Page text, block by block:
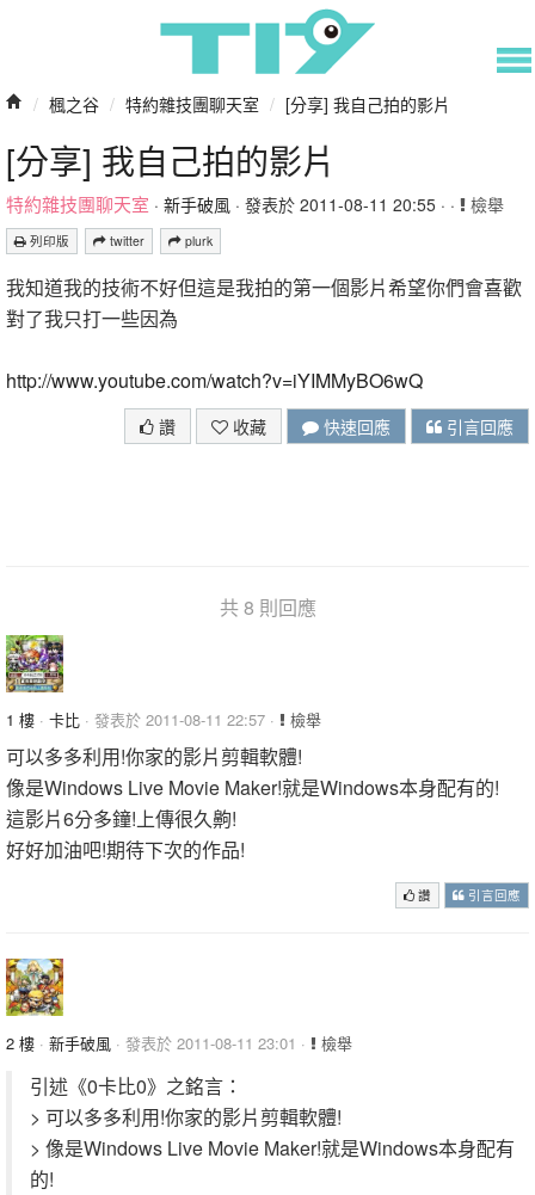
/ 楓之谷 / 特約雜技團聊天室 / [分享] 我自己拍的影片
[分享] 我自己拍的影片
特約雜技團聊天室 · 新手破風 · 發表於 2011-08-11 20:55 · · 檢舉
列印版 twitter plurk
我知道我的技術不好但這是我拍的第一個影片希望你們會喜歡
對了我只打一些因為
http://www.youtube.com/watch?v=iYIMMyBO6wQ
讚 收藏 快速回應 引言回應
共 8 則回應
1 樓 · 卡比 · 發表於 2011-08-11 22:57 · 檢舉
可以多多利用!你家的影片剪輯軟體!
像是Windows Live Movie Maker!就是Windows本身配有的!
這影片6分多鐘!上傳很久齁!
好好加油吧!期待下次的作品!
讚 引言回應
2 樓 · 新手破風 · 發表於 2011-08-11 23:01 · 檢舉
引述《0卡比0》之銘言：
> 可以多多利用!你家的影片剪輯軟體!
> 像是Windows Live Movie Maker!就是Windows本身配有
的!